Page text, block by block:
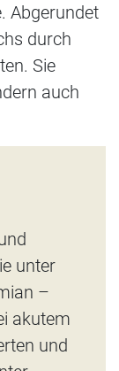
Abgerundet
durch
Sie
auch
unter
–
akutem
und